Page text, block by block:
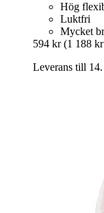
Hög
Luktfri
Mycket
594 kr (1 188
Leverans till 14.